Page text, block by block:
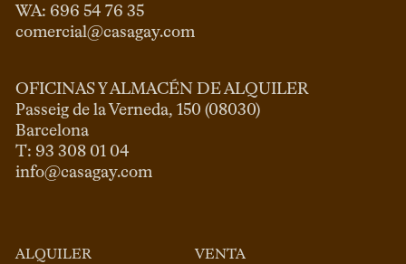
comercial@casagay.com
OFICINAS Y ALMACÉN DE ALQUILER
Passeig de la Verneda, 150 (08030)
Barcelona
info@casagay.com
ALQUILER
VENTA